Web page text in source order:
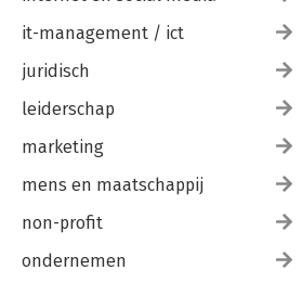
it-management / ict
juridisch
leiderschap
marketing
mens en maatschappij
non-profit
ondernemen